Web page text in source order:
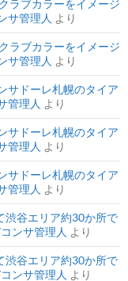
ラブカラーをイメージ
サ管理人 より
ラブカラーをイメージ
サ管理人 より
サドーレ札幌のタイア
管理人 より
サドーレ札幌のタイア
管理人 より
サドーレ札幌のタイア
管理人 より
渋谷エリア約30か所で
ンサ管理人 より
渋谷エリア約30か所で
ンサ管理人 より